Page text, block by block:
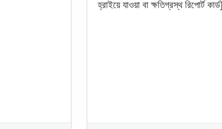
হ্রাইয়ে যাওয়া বা ক্ষতিগ্রস্থ রিপোর্ট কার্ড]